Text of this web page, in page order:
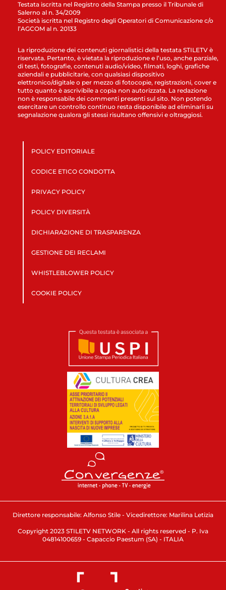
Testata iscritta nel Registro della Stampa presso il Tribunale di
Salerno al n. 34/2009
Società iscritta nel Registro degli Operatori di Comunicazione c/o
l’AGCOM al n. 20133
La riproduzione dei contenuti giornalistici della testata STILETV è
riservata. Pertanto, è vietata la riproduzione e l’uso, anche parziale,
di testi, fotografie, contenuti audio/video, filmati, loghi, grafiche
aziendali e pubblicitarie, con qualsiasi dispositivo
elettronico/digitale o per mezzo di fotocopie, registrazioni, cover e
tutto quanto è ascrivibile a copia non autorizzata. La redazione
non è responsabile dei commenti presenti sul sito. Non potendo
esercitare un controllo continuo resta disponibile ad eliminarli su
segnalazione qualora gli stessi risultano offensivi e oltraggiosi.
POLICY EDITORIALE
CODICE ETICO CONDOTTA
PRIVACY POLICY
POLICY DIVERSITÀ
DICHIARAZIONE DI TRASPARENZA
GESTIONE DEI RECLAMI
WHISTLEBLOWER POLICY
COOKIE POLICY
Direttore responsabile: Alfonso Stile - Vicedirettore: Marilina Letizia
Copyright 2023 STILETV NETWORK - All rights reserved - P. Iva
04814100659 - Capaccio Paestum (SA) - ITALIA